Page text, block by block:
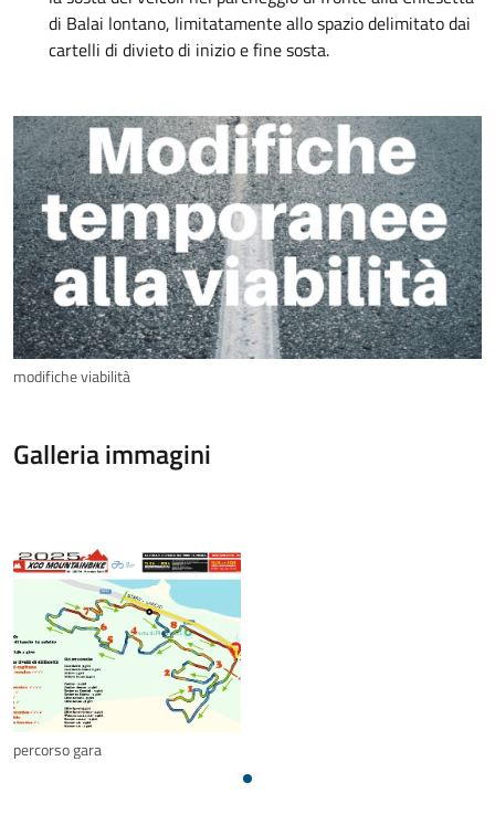
di Balai lontano, limitatamente allo spazio delimitato dai
cartelli di divieto di inizio e fine sosta.
modifiche viabilità
Galleria immagini
percorso gara